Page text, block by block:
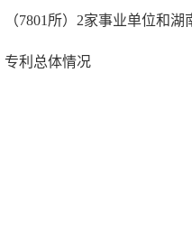
（7801 所） 2家事业单位和湖
专利总体情况